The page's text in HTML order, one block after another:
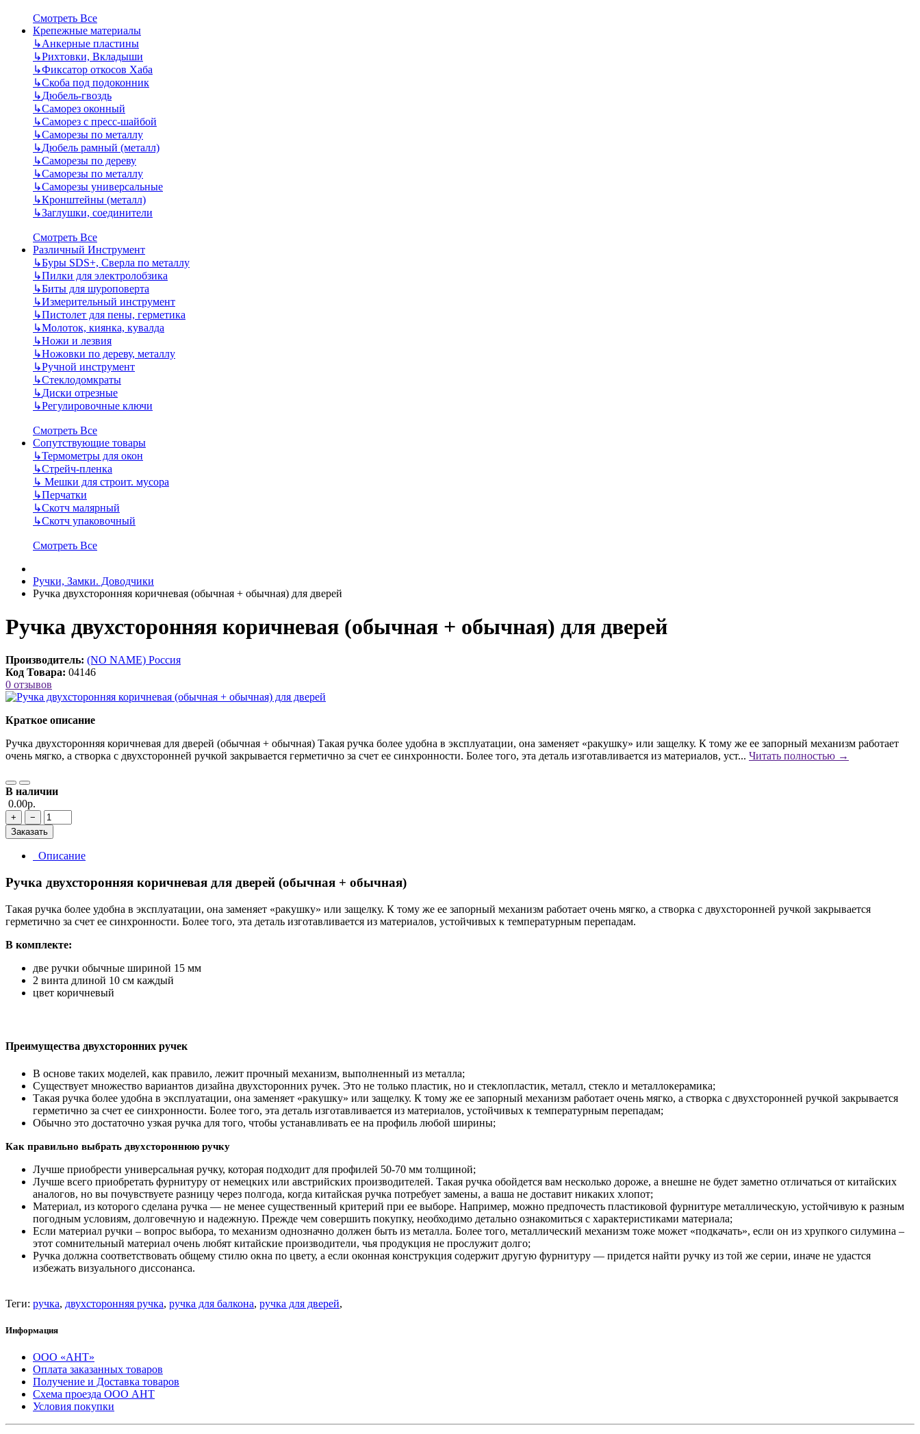
Смотреть Все
Крепежные материалы
↳Анкерные пластины
↳Рихтовки, Вкладыши
↳Фиксатор откосов Хаба
↳Скоба под подоконник
↳Дюбель-гвоздь
↳Саморез оконный
↳Саморез с пресс-шайбой
↳Саморезы по металлу
↳Дюбель рамный (металл)
↳Саморезы по дереву
↳Саморезы по металлу
↳Саморезы универсальные
↳Кронштейны (металл)
↳Заглушки, соединители
Смотреть Все
Различный Инструмент
↳Буры SDS+, Сверла по металлу
↳Пилки для электролобзика
↳Биты для шуроповерта
↳Измерительный инструмент
↳Пистолет для пены, герметика
↳Молоток, киянка, кувалда
↳Ножи и лезвия
↳Ножовки по дереву, металлу
↳Ручной инструмент
↳Стеклодомкраты
↳Диски отрезные
↳Регулировочные ключи
Смотреть Все
Сопутствующие товары
↳Термометры для окон
↳Стрейч-пленка
↳ Мешки для строит. мусора
↳Перчатки
↳Скотч малярный
↳Скотч упаковочный
Смотреть Все
Ручки, Замки. Доводчики
Ручка двухсторонняя коричневая (обычная + обычная) для дверей
Ручка двухсторонняя коричневая (обычная + обычная) для дверей
Производитель: (NO NAME) Россия
Код Товара: 04146
0 отзывов
Краткое описание
Ручка двухсторонняя коричневая для дверей (обычная + обычная) Такая ручка более удобна в эксплуатации, она заменяет «ракушку» или защелку. К тому же ее запорный механизм работает
очень мягко, а створка с двухсторонней ручкой закрывается герметично за счет ее синхронности. Более того, эта деталь изготавливается из материалов, уст... Читать полностью →
В наличии
0.00р.
+
−
Заказать
Описание
Ручка двухсторонняя коричневая для дверей (обычная + обычная)
Такая ручка более удобна в эксплуатации, она заменяет «ракушку» или защелку. К тому же ее запорный механизм работает очень мягко, а створка с двухсторонней ручкой закрывается
герметично за счет ее синхронности. Более того, эта деталь изготавливается из материалов, устойчивых к температурным перепадам.
В комплекте:
две ручки обычные шириной 15 мм
2 винта длиной 10 см каждый
цвет коричневый
Преимущества двухсторонних ручек
В основе таких моделей, как правило, лежит прочный механизм, выполненный из металла;
Существует множество вариантов дизайна двухсторонних ручек. Это не только пластик, но и стеклопластик, металл, стекло и металлокерамика;
Такая ручка более удобна в эксплуатации, она заменяет «ракушку» или защелку. К тому же ее запорный механизм работает очень мягко, а створка с двухсторонней ручкой закрывается
герметично за счет ее синхронности. Более того, эта деталь изготавливается из материалов, устойчивых к температурным перепадам;
Обычно это достаточно узкая ручка для того, чтобы устанавливать ее на профиль любой ширины;
Как правильно выбрать двухстороннюю ручку
Лучше приобрести универсальная ручку, которая подходит для профилей 50-70 мм толщиной;
Лучше всего приобретать фурнитуру от немецких или австрийских производителей. Такая ручка обойдется вам несколько дороже, а внешне не будет заметно отличаться от китайских
аналогов, но вы почувствуете разницу через полгода, когда китайская ручка потребует замены, а ваша не доставит никаких хлопот;
Материал, из которого сделана ручка — не менее существенный критерий при ее выборе. Например, можно предпочесть пластиковой фурнитуре металлическую, устойчивую к разным
погодным условиям, долговечную и надежную. Прежде чем совершить покупку, необходимо детально ознакомиться с характеристиками материала;
Если материал ручки – вопрос выбора, то механизм однозначно должен быть из металла. Более того, металлический механизм тоже может «подкачать», если он из хрупкого силумина –
этот сомнительный материал очень любят китайские производители, чья продукция не прослужит долго;
Ручка должна соответствовать общему стилю окна по цвету, а если оконная конструкция содержит другую фурнитуру — придется найти ручку из той же серии, иначе не удастся
избежать визуального диссонанса.
Теги: ручка, двухсторонняя ручка, ручка для балкона, ручка для дверей,
Информация
ООО «АНТ»
Оплата заказанных товаров
Получение и Доставка товаров
Схема проезда ООО АНТ
Условия покупки